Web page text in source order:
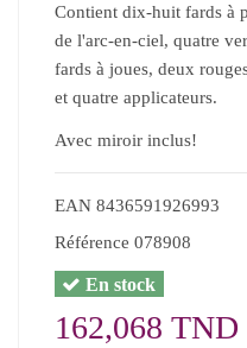
Contient dix-huit fards à
de l'arc-en-ciel, quatre
fards à joues, deux
et quatre applicateurs.
Avec miroir inclus!
EAN 8436591926993
Référence 078908
En stock
162,068 TND